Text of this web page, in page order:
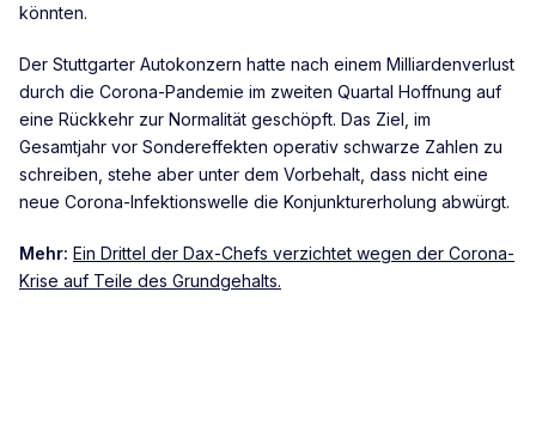
könnten.
Der Stuttgarter Autokonzern hatte nach einem Milliardenverlust
durch die Corona-Pandemie im zweiten Quartal Hoffnung auf
eine Rückkehr zur Normalität geschöpft. Das Ziel, im
Gesamtjahr vor Sondereffekten operativ schwarze Zahlen zu
schreiben, stehe aber unter dem Vorbehalt, dass nicht eine
neue Corona-Infektionswelle die Konjunkturerholung abwürgt.
Mehr: Ein Drittel der Dax-Chefs verzichtet wegen der Corona-
Krise auf Teile des Grundgehalts.